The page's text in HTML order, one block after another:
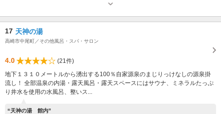
17 天神の湯
高崎市中尾町／その他風呂・スパ・サロン
4.0
(21件)
地下１３１０メートルから湧出する100％自家源泉のまじりっけなしの源泉掛
流し！ 全部温泉の内湯・露天風呂・露天スペースにはサウナ、ミネラルたっぷ
り井水を使用の水風呂、整いス...
“天神の湯 館内”